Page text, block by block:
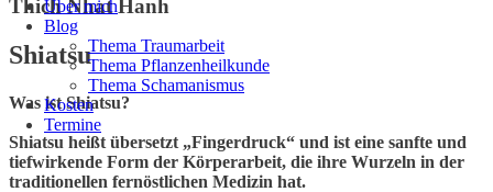
Über mich
Blog
Thema Traumarbeit
Thema Pflanzenheilkunde
Thema Schamanismus
Kosten
Termine
Thich Nhat Hanh
Shiatsu
Was ist Shiatsu?
Shiatsu heißt übersetzt „Fingerdruck“ und ist eine sanfte und
tiefwirkende Form der Körperarbeit, die ihre Wurzeln in der
traditionellen fernöstlichen Medizin hat.